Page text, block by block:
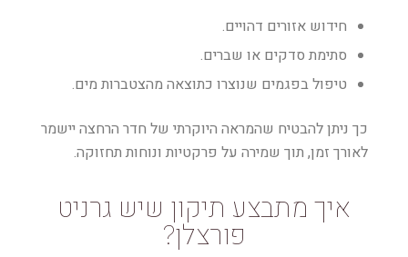
חידוש אזורים דהויים.
סתימת סדקים או שברים.
טיפול בפגמים שנוצרו כתוצאה מהצטברות מים.
כך ניתן להבטיח שהמראה היוקרתי של חדר הרחצה יישמר
לאורך זמן, תוך שמירה על פרקטיות ונוחות תחזוקה.
איך מתבצע תיקון שיש גרניט
פורצלן?